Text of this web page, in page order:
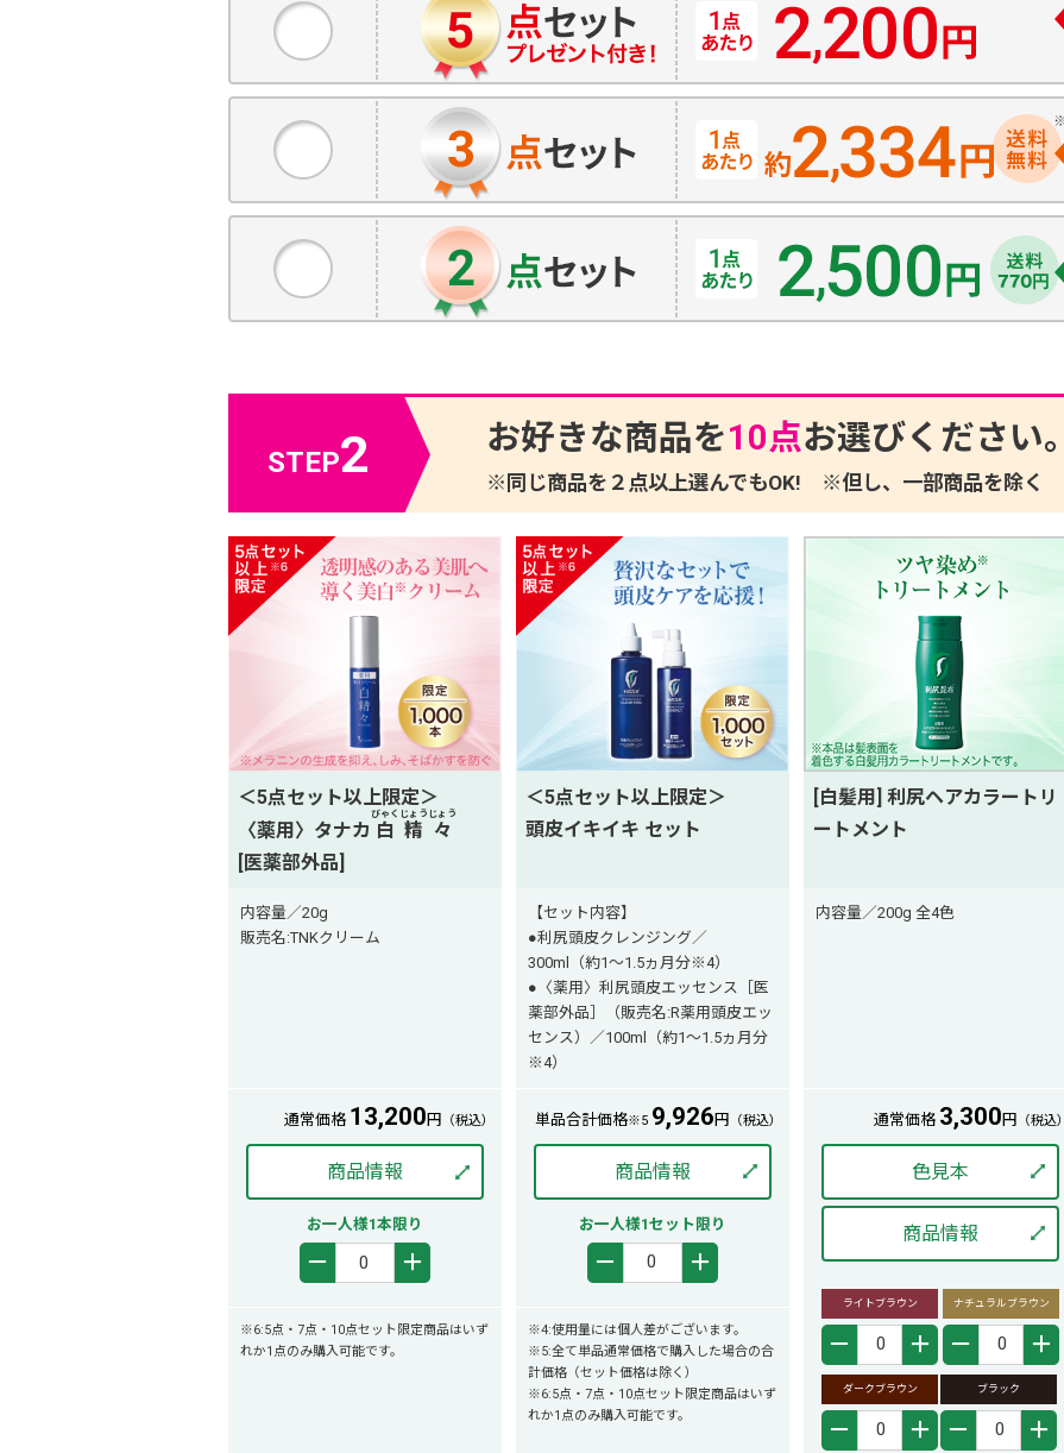
STEP2 お好きな商品を 点お選びください。
※同じ商品を２点以上選んでもOK! ※但し、一部商品を除く
＜5点セット以上限定＞
〈薬用〉タナカ 白精々
びゃくじょうじょう
[医薬部外品]
内容量／20g
販売名:TNKクリーム
通常価格 13,200 円 （税込）
商品情報
お一人様1本限り
－ ＋
※6:5点・7点・10点セット限定商品はいず
れか1点のみ購入可能です。
＜5点セット以上限定＞
頭皮イキイキ セット
【セット内容】
●利尻頭皮クレンジング／
300ml（約1～1.5ヵ月分※4）
●〈薬用〉利尻頭皮エッセンス［医
薬部外品］（販売名:R薬用頭皮エッ
センス）／100ml（約1～1.5ヵ月分
※4）
単品合計価格※5 9,926 円 （税込）
商品情報
お一人様1セット限り
－ ＋
※4:使用量には個人差がございます。
※5:全て単品通常価格で購入した場合の合
計価格（セット価格は除く）
※6:5点・7点・10点セット限定商品はいず
れか1点のみ購入可能です。
[白髪用] 利尻ヘアカラートリ
ートメント
内容量／200g 全4色
通常価格 3,300 円 （税込）
色見本
商品情報
ライトブラウン
－ ＋
ナチュラルブラウン
－ ＋
ダークブラウン
－ ＋
ブラック
－ ＋